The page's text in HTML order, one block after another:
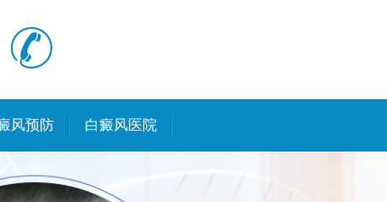
风预防 白癜风医院